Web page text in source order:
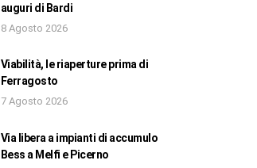
auguri di Bardi
8 Agosto 2026
Viabilità, le riaperture prima di
Ferragosto
7 Agosto 2026
Via libera a impianti di accumulo
Bess a Melfi e Picerno